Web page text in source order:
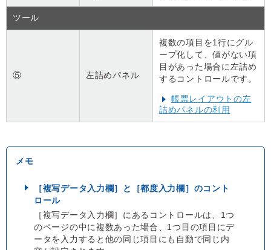
ツール
⑤ 左詰めパネル
複数の項目を1行にグル
ープ化して、値がない項
目があった場合に左詰め
するコントロールです。
帳票レイアウトの左
詰めパネルの利用
［複写データ入力欄］と［都度入力欄］のコント
ロール
［複写データ入力欄］にあるコントロールは、1つ
のページの中に複数あった場合、1つ目の項目にデ
ータを入力すると他の同じ項目にも自動で同じ内